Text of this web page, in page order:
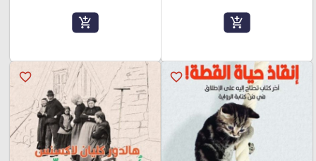
add_shopping_cart
add_shopping_cart
favorite_border
favorite_border